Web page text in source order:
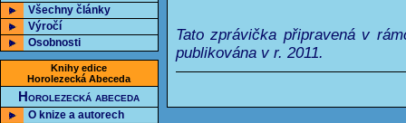
Všechny články
Výročí
Osobnosti
Knihy edice
Horolezecká Abeceda
Horolezecká abeceda
O knize a autorech
Tato zprávička připravená v
publikována v r. 2011.